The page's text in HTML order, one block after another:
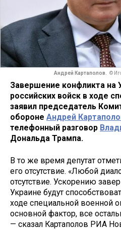
Андрей Картаполов. ©
Завершение конфликта на
российских войск в ходе
заявил председатель
обороне Андрей
телефонный разговор
Дональда Трампа.
В то же время депутат
его отсутствие. «Любой
отсутствие. Ускорению
Украине будут
ходе специальной военной
основной фактор, все
— сказал Картаполов РИА